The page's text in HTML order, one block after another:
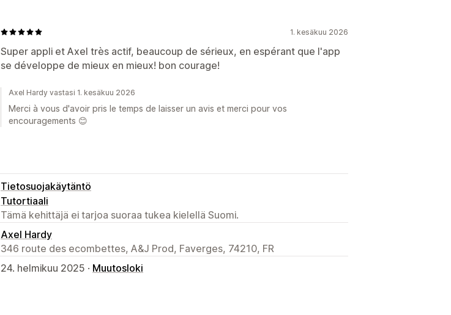
1. kesäkuu 2026
Super appli et Axel très actif, beaucoup de sérieux, en espérant que l'app
se développe de mieux en mieux! bon courage!
Axel Hardy vastasi 1. kesäkuu 2026
Merci à vous d'avoir pris le temps de laisser un avis et merci pour vos
encouragements 😊
Tietosuojakäytäntö
Tutortiaali
Tämä kehittäjä ei tarjoa suoraa tukea kielellä Suomi.
Axel Hardy
346 route des ecombettes, A&J Prod, Faverges, 74210, FR
24. helmikuu 2025 · Muutosloki